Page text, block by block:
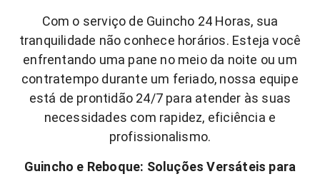
Com o serviço de Guincho 24 Horas, sua
tranquilidade não conhece horários. Esteja você
enfrentando uma pane no meio da noite ou um
contratempo durante um feriado, nossa equipe
está de prontidão 24/7 para atender às suas
necessidades com rapidez, eficiência e
profissionalismo.
Guincho e Reboque: Soluções Versáteis para